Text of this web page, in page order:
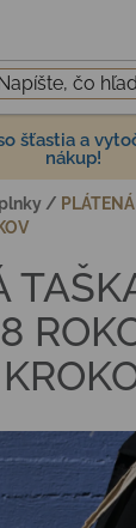
šťastia a
nákup!
/